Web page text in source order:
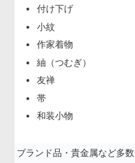
付け下げ
小紋
作家着物
紬（つむぎ）
友禅
帯
和装小物
ブランド品・貴金属など多数